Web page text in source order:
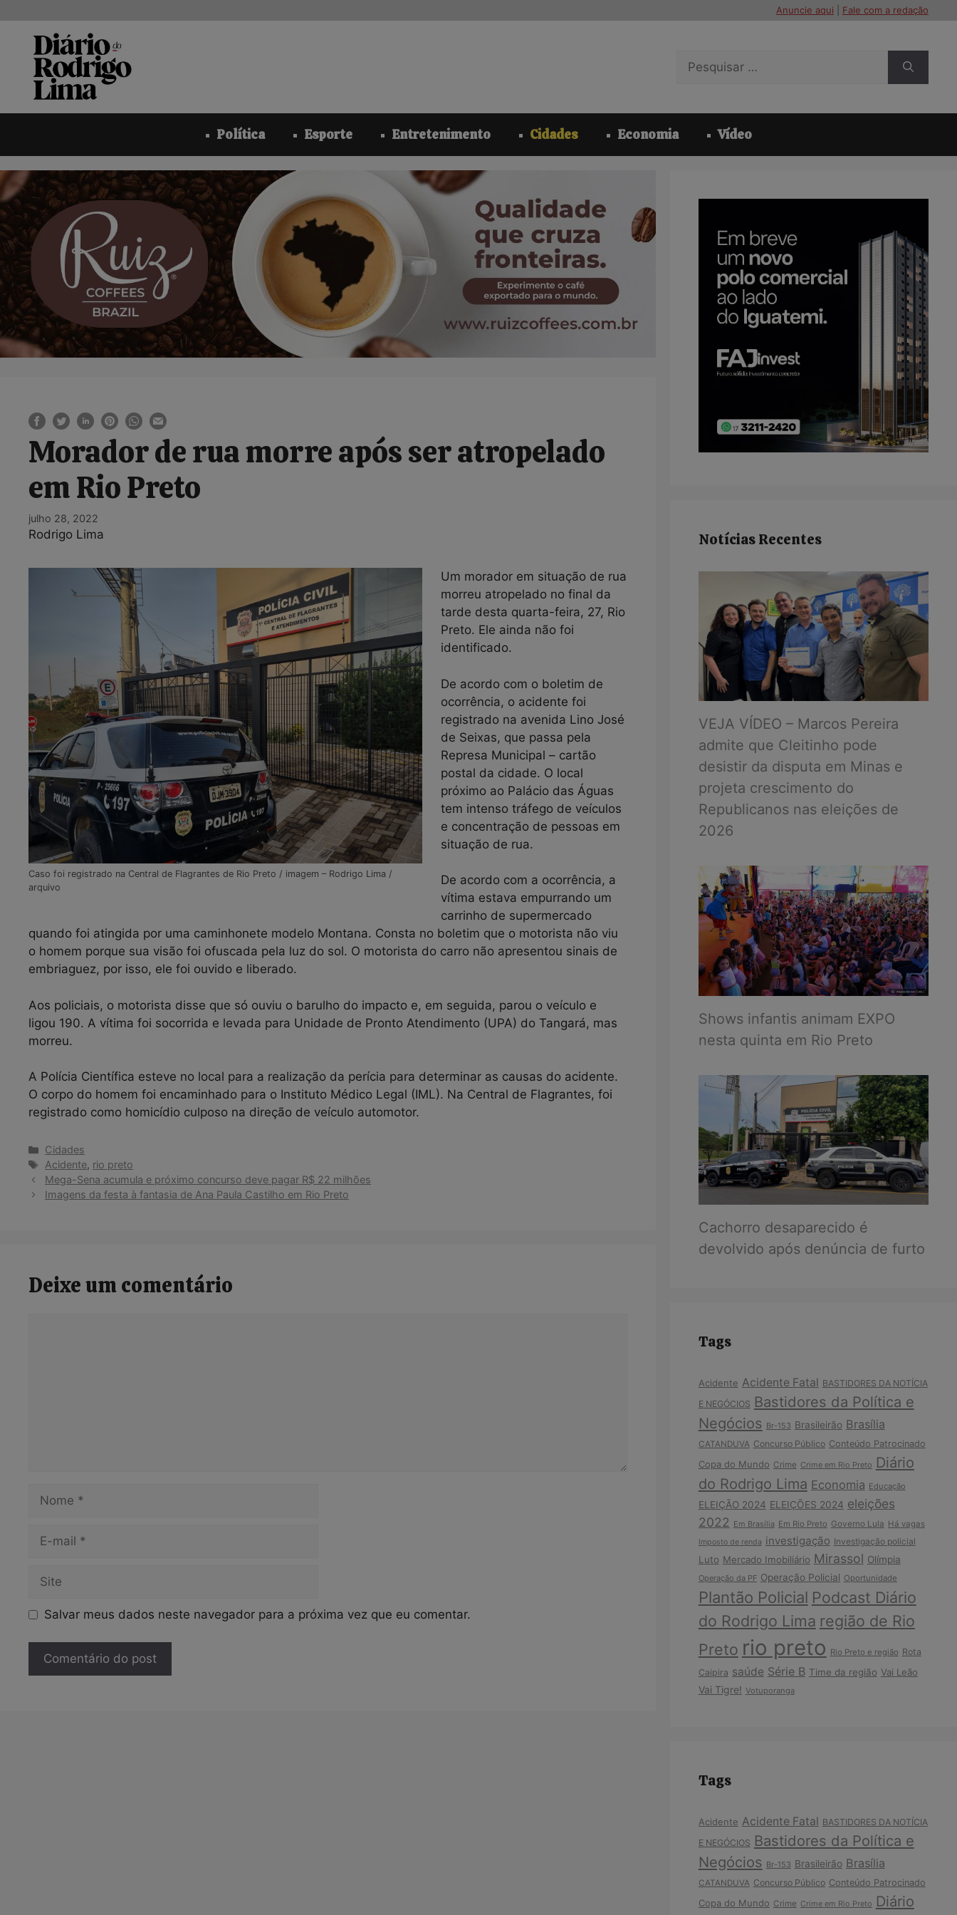
conteúdo
Anuncie aqui Fale com a redação
por:
Política Esporte Entretenimento Cidades Economia Vídeo
Morador de rua morre após ser atropelado
em Rio Preto
julho 28, 2022
Rodrigo Lima
Caso foi registrado na Central de Flagrantes de Rio Preto / imagem – Rodrigo Lima /
arquivo
Um morador em situação de rua
morreu atropelado no final da
tarde desta quarta-feira, 27, Rio
Preto. Ele ainda não foi
identificado.
De acordo com o boletim de
ocorrência, o acidente foi
registrado na avenida Lino José
de Seixas, que passa pela
Represa Municipal – cartão
postal da cidade. O local
próximo ao Palácio das Águas
tem intenso tráfego de veículos
e concentração de pessoas em
situação de rua.
De acordo com a ocorrência, a
vítima estava empurrando um
carrinho de supermercado
quando foi atingida por uma caminhonete modelo Montana. Consta no boletim que o motorista não viu
o homem porque sua visão foi ofuscada pela luz do sol. O motorista do carro não apresentou sinais de
embriaguez, por isso, ele foi ouvido e liberado.
Aos policiais, o motorista disse que só ouviu o barulho do impacto e, em seguida, parou o veículo e
ligou 190. A vítima foi socorrida e levada para Unidade de Pronto Atendimento (UPA) do Tangará, mas
morreu.
A Polícia Científica esteve no local para a realização da perícia para determinar as causas do acidente.
O corpo do homem foi encaminhado para o Instituto Médico Legal (IML). Na Central de Flagrantes, foi
registrado como homicídio culposo na direção de veículo automotor.
Categorias
Cidades
Tags
Acidente, rio preto
Mega-Sena acumula e próximo concurso deve pagar R$ 22 milhões
Imagens da festa à fantasia de Ana Paula Castilho em Rio Preto
Deixe um comentário
Nome
Site
Salvar meus dados neste navegador para a próxima vez que eu comentar.
Notícias Recentes
VEJA VÍDEO – Marcos Pereira
admite que Cleitinho pode
desistir da disputa em Minas e
projeta crescimento do
Republicanos nas eleições de
2026
Shows infantis animam EXPO
nesta quinta em Rio Preto
Cachorro desaparecido é
devolvido após denúncia de furto
Tags
Acidente Acidente Fatal BASTIDORES DA NOTÍCIA
E NEGÓCIOS Bastidores da Política e
Negócios Br-153 Brasileirão Brasília
CATANDUVA Concurso Público Conteúdo Patrocinado
Copa do Mundo Crime Crime em Rio Preto Diário
do Rodrigo Lima Economia Educação
ELEIÇÃO 2024 ELEIÇÕES 2024 eleições
2022 Em Brasília Em Rio Preto Governo Lula Há vagas
Imposto de renda investigação Investigação policial
Luto Mercado Imobiliário Mirassol Olímpia
Operação da PF Operação Policial Oportunidade
Plantão Policial Podcast Diário
do Rodrigo Lima região de Rio
Preto rio preto Rio Preto e região Rota
Caipira saúde Série B Time da região Vai Leão
Vai Tigre! Votuporanga
Tags
Acidente Acidente Fatal BASTIDORES DA NOTÍCIA
E NEGÓCIOS Bastidores da Política e
Negócios Br-153 Brasileirão Brasília
CATANDUVA Concurso Público Conteúdo Patrocinado
Copa do Mundo Crime Crime em Rio Preto Diário